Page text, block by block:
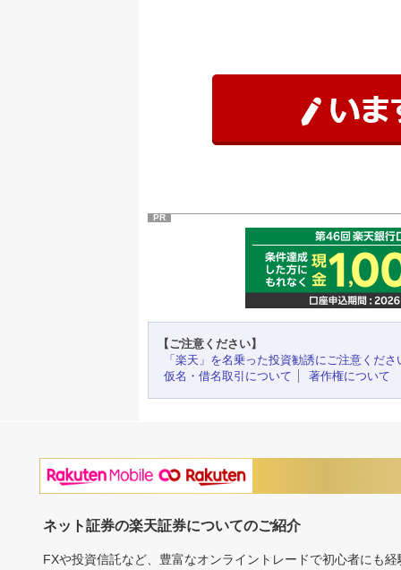
PR
【ご注意ください】
「楽天」を名乗った投資勧誘にご注意くださ
仮名・借名取引について
著作権について
ネット証券の楽天証券についてのご紹介
FXや投資信託など、豊富なオンライントレードで初心者にも